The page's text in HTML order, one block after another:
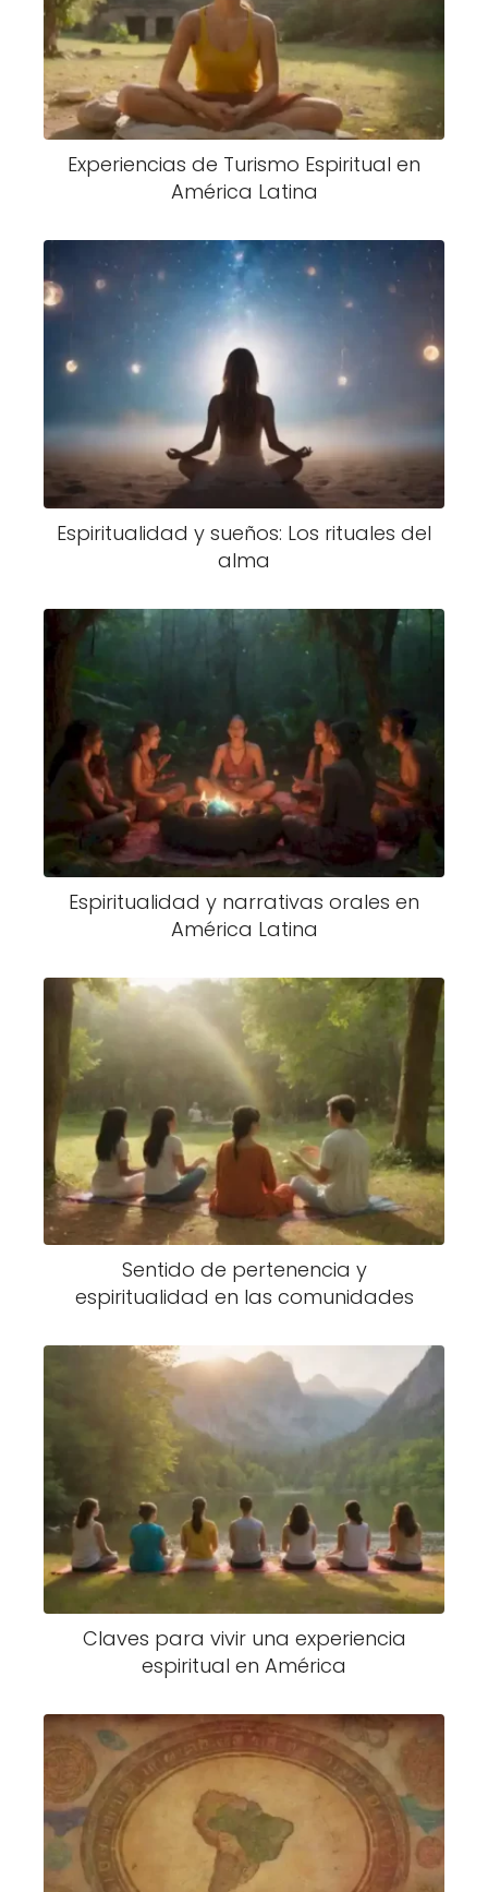
Experiencias de Turismo Espiritual en
América Latina
Espiritualidad y sueños: Los rituales del
alma
Espiritualidad y narrativas orales en
América Latina
Sentido de pertenencia y
espiritualidad en las comunidades
Claves para vivir una experiencia
espiritual en América